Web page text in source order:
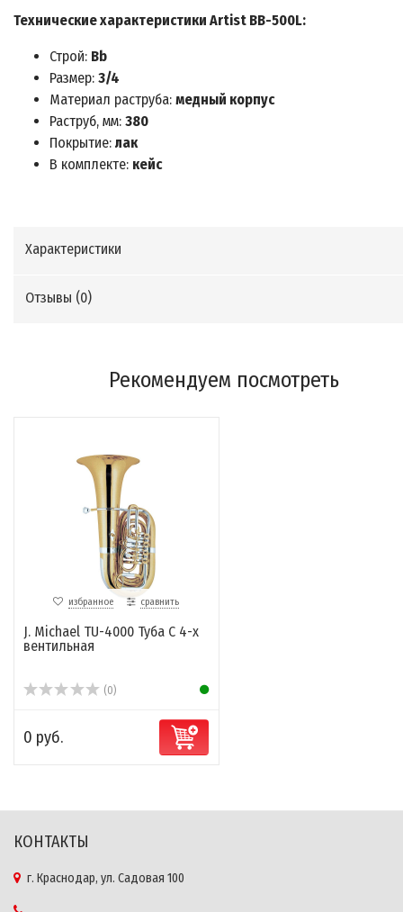
Технические характеристики Artist BB-500L:
Строй: Bb
Размер: 3/4
Материал раструба: медный корпус
Раструб, мм: 380
Покрытие: лак
В комплекте: кейс
Характеристики
Отзывы (0)
Рекомендуем посмотреть
избранное сравнить
J. Michael TU-4000 Туба C 4-х
вентильная
(0)
0 руб.
КОНТАКТЫ
г. Краснодар, ул. Садовая 100